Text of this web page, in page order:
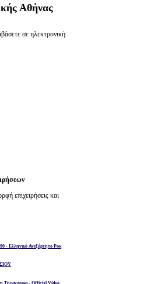
Αθήνας
σε ηλεκτρονική
επιχειρήσεις και
- Ελληνικό Ανεξάρτητο Ροκ